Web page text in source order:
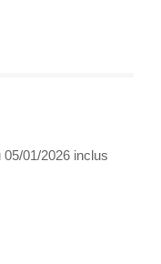
01/2026 inclus